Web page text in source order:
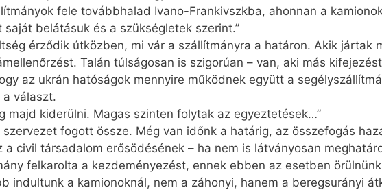
fele továbbhalad Ivano-Frankivszkba, ahonnan a
saját belátásuk és a szükségletek szerint.”
érződik útközben, mi vár a szállítmányra a határon. Akik jártak
Talán túlságosan is szigorúan – van, aki más
az ukrán hatóságok mennyire működnek együtt a
a választ.
majd kiderülni. Magas szinten folytak az egyeztetések…”
szervezet fogott össze. Még van időnk a határig, az összefogás
a civil társadalom erősödésének – ha nem is látványosan
felkarolta a kezdeményezést, ennek ebben az esetben
indultunk a kamionoknál, nem a záhonyi, hanem a beregsurányi